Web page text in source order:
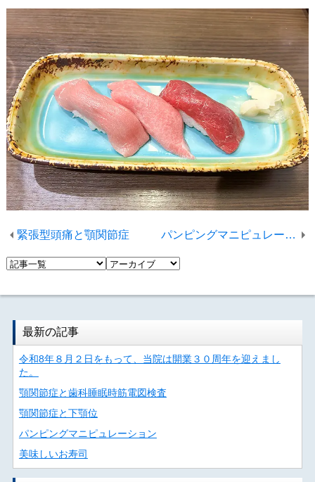
緊張型頭痛と顎関節症 パンピングマニピュレーション
最新の記事
令和8年８月２日をもって、当院は開業３０周年を迎えまし
た。
顎関節症と歯科睡眠時筋電図検査
顎関節症と下顎位
パンピングマニピュレーション
美味しいお寿司